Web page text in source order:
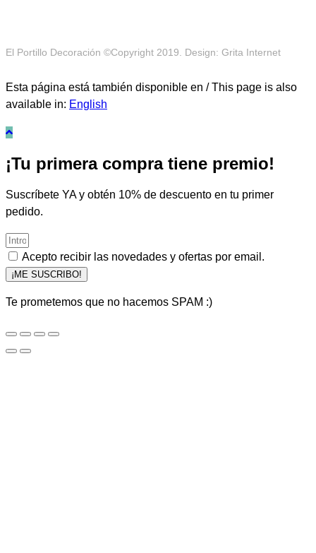
El Portillo Decoración ©Copyright 2019. Design: Grita Internet
Esta página está también disponible en / This page is also
available in: English
¡Tu primera compra tiene premio!
Suscríbete YA y obtén 10% de descuento en tu primer
pedido.
Acepto recibir las novedades y ofertas por email.
¡ME SUSCRIBO!
Te prometemos que no hacemos SPAM :)